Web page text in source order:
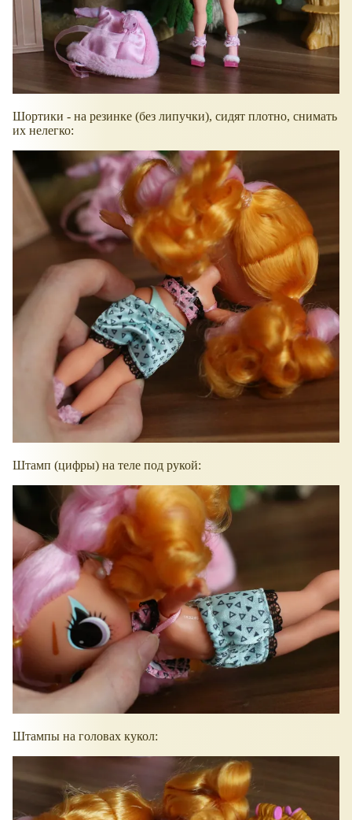
Шортики - на резинке (без липучки), сидят плотно, снимать
их нелегко:
Штамп (цифры) на теле под рукой:
Штампы на головах кукол: